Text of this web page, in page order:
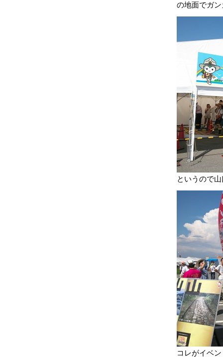
の地面でガ
というので
コレがイベ